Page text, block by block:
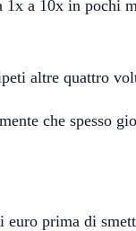
a 10x in pochi
altre quattro
che spesso
euro prima di